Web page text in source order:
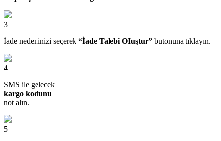
3
İade nedeninizi seçerek “İade Talebi OIuştur” butonuna tıklayın.
4
SMS ile gelecek
kargo kodunu
not alın.
5